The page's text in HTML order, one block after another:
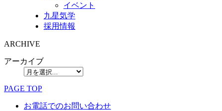
イベント
九星気学
採用情報
ARCHIVE
アーカイブ
PAGE TOP
お電話でのお問い合わせ